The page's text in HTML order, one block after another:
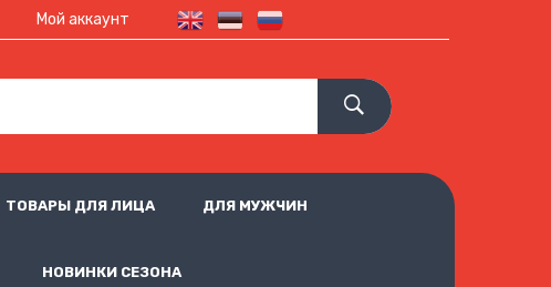
Мой аккаунт
ТОВАРЫ ДЛЯ ЛИЦА ДЛЯ МУЖЧИН
НОВИНКИ СЕЗОНА